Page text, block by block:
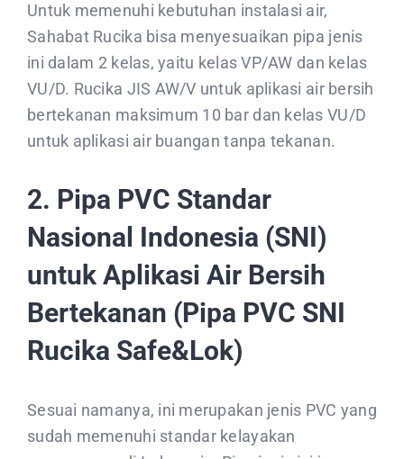
Untuk memenuhi kebutuhan instalasi air,
Sahabat Rucika bisa menyesuaikan pipa jenis
ini dalam 2 kelas, yaitu kelas VP/AW dan kelas
VU/D. Rucika JIS AW/V untuk aplikasi air bersih
bertekanan maksimum 10 bar dan kelas VU/D
untuk aplikasi air buangan tanpa tekanan.
2. Pipa PVC Standar
Nasional Indonesia (SNI)
untuk Aplikasi Air Bersih
Bertekanan (Pipa PVC SNI
Rucika Safe&Lok)
Sesuai namanya, ini merupakan jenis PVC yang
sudah memenuhi standar kelayakan